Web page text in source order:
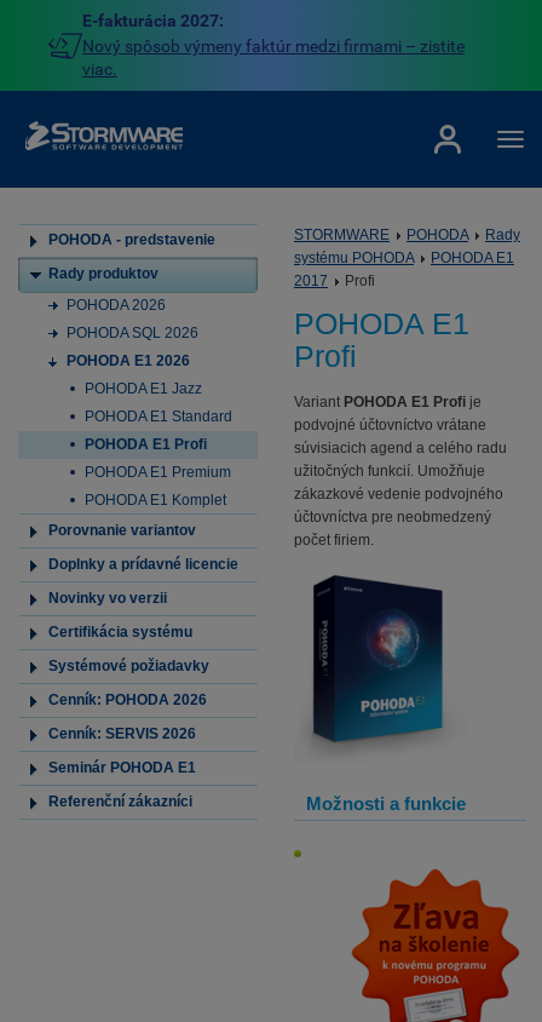
E-fakturácia 2027:
Nový spôsob výmeny faktúr medzi firmami – zistite
viac.
POHODA - predstavenie
Rady produktov
POHODA 2026
POHODA SQL 2026
POHODA E1 2026
POHODA E1 Jazz
POHODA E1 Standard
POHODA E1 Profi
POHODA E1 Premium
POHODA E1 Komplet
Porovnanie variantov
Doplnky a prídavné licencie
Novinky vo verzii
Certifikácia systému
Systémové požiadavky
Cenník: POHODA 2026
Cenník: SERVIS 2026
Seminár POHODA E1
Referenční zákazníci
STORMWARE POHODA
Rady
systému POHODA
POHODA E1
2017
Profi
POHODA E1
Profi
Variant POHODA E1 Profi je
podvojné účtovníctvo vrátane
súvisiacich agend a celého radu
užitočných funkcií. Umožňuje
zákazkové vedenie podvojného
účtovníctva pre neobmedzený
počet firiem.
Možnosti a funkcie